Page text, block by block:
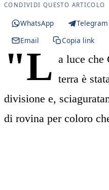
CONDIVIDI QUESTO ARTICOLO
WhatsApp Telegram
Email
Copia link
"L a luce che
terra è
divisione e,
di rovina per coloro